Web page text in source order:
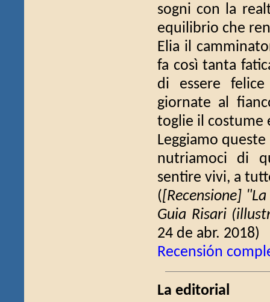
sogni con la
equilibrio che
Elia il
fa così tanta
di essere
giornate al
toglie il costume
Leggiamo
nutriamoci di
sentire vivi, a
([Recensione]
Guia Risari
24 de abr. 2018)
Recensión
La editorial